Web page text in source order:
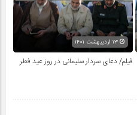
فیلم/ دعای سردار سلیمانی در روز عید فطر